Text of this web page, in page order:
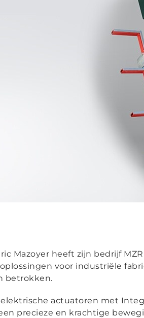
Mazoyer heeft zijn bedrijf
voor industriële
betrokken.
actuatoren met
precieze en krachtige